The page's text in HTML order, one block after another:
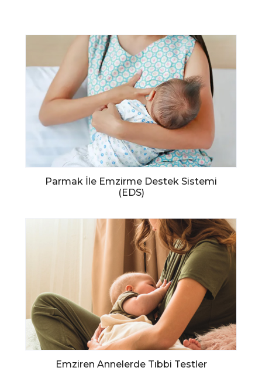
Parmak İle Emzirme Destek Sistemi
(EDS)
Emziren Annelerde Tıbbi Testler